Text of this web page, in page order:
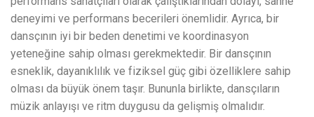
deneyimi ve performans becerileri önemlidir. Ayrıca, bir
dansçının iyi bir beden denetimi ve koordinasyon
yeteneğine sahip olması gerekmektedir. Bir dansçının
esneklik, dayanıklılık ve fiziksel güç gibi özelliklere sahip
olması da büyük önem taşır. Bununla birlikte, dansçıların
müzik anlayışı ve ritm duygusu da gelişmiş olmalıdır.